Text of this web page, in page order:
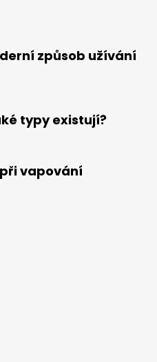
způsob užívání
typy existují?
vapování